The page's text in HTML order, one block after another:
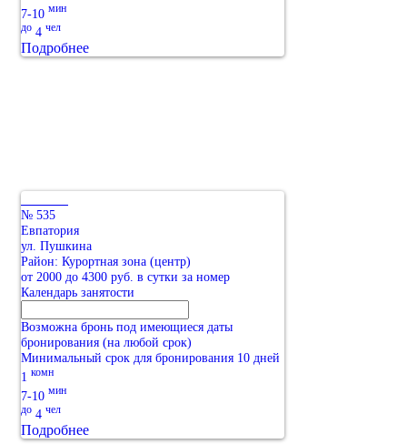
7-10 мин
до 4 чел
Подробнее
№ 535
Евпатория
ул. Пушкина
Район: Курортная зона (центр)
от 2000 до 4300 руб. в сутки за номер
Календарь занятости
Возможна бронь под имеющиеся даты
бронирования (на любой срок)
Минимальный срок для бронирования 10 дней
1 комн
7-10 мин
до 4 чел
Подробнее